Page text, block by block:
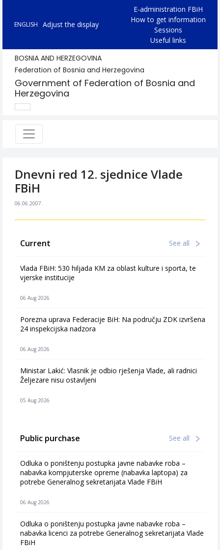
ENGLISH Adjust the display
E-administration FBiH
How to get information
Sessions
Useful links
BOSNIA AND HERZEGOVINA
Federation of Bosnia and Herzegovina
Government of Federation of Bosnia and
Herzegovina
Dnevni red 12. sjednice Vlade
FBiH
06.06.2007.
Current See all
Vlada FBiH: 530 hiljada KM za oblast kulture i sporta, te
vjerske institucije
06 Aug 2026
Porezna uprava Federacije BiH: Na području ZDK izvršena
24 inspekcijska nadzora
06 Aug 2026
Ministar Lakić: Vlasnik je odbio rješenja Vlade, ali radnici
Željezare nisu ostavljeni
05 Aug 2026
Public purchase See all
Odluka o poništenju postupka javne nabavke roba –
nabavka kompjuterske opreme (nabavka laptopa) za
potrebe Generalnog sekretarijata Vlade FBiH
06 Aug 2026
Odluka o poništenju postupka javne nabavke roba –
nabavka licenci za potrebe Generalnog sekretarijata Vlade
FBiH